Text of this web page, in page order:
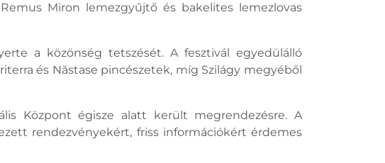
Miron lemezgyűjtő és bakelites lemezlovas
a közönség tetszését. A fesztivál egyedülálló
és Năstase pincészetek, míg Szilágy megyéből
Központ égisze alatt került megrendezésre. A
rendezvényekért, friss információkért érdemes